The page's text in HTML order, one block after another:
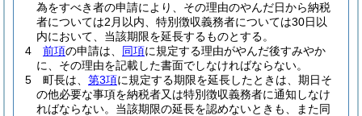
為をすべき者の申請により、その理由のやんだ日から納税
者については2月以内、特別徴収義務者については30日以
内において、当該期限を延長するものとする。
4
前項の申請は、 同項に規定する理由がやんだ後すみやか
に、その理由を記載した書面でしなければならない。
5
町長は、 第3項に規定する期限を延長したときは、期日そ
の他必要な事項を納税者又は特別徴収義務者に通知しなけ
ればならない。 当該期限の延長を認めないときも、また同